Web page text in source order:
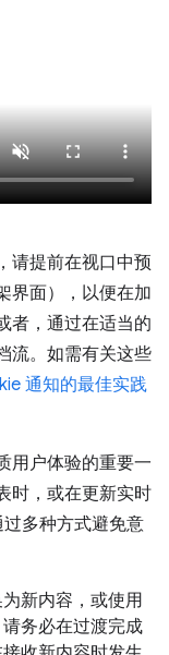
请提前在视口中预
界面），以便在加
者，通过在适当的
流。如需有关这些
通知的最佳实践
用户体验的重要一
时，或在更新实时
多种方式避免意
新内容，或使用
务必在过渡完成